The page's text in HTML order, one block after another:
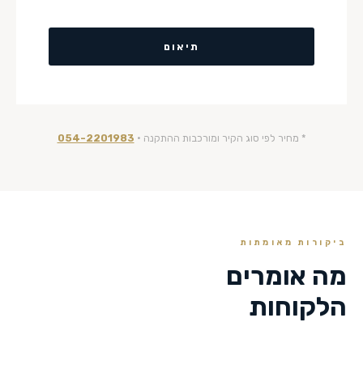
תיאום
* מחיר לפי סוג הקיר ומורכבות ההתקנה · 054-2201983
ביקורות מאומתות
מה אומרים
הלקוחות